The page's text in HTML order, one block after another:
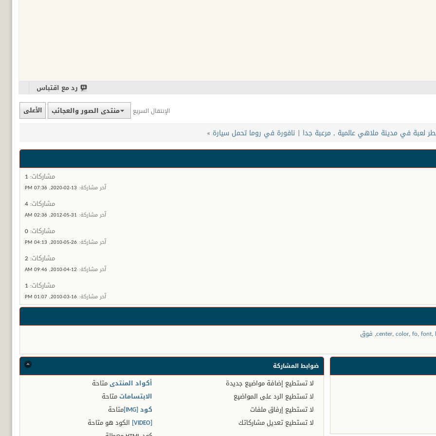
رد مع اقتباس
الإنتقال السريع منتدى الصور والعجائب الأعلى
لعبة في مدينة ملاهي عالمية , مرعبة جدا | نافورة في روما تحمل سيارة »
مشاركات:
آخر مشاركة: 07:36 PM
مشاركات:
آخر مشاركة: 02:36 AM
مشاركات:
آخر مشاركة: 04:13 PM
مشاركات:
آخر مشاركة: 09:46 AM
مشاركات:
آخر مشاركة: 01:07 PM
center,color,fo,font,
, فوق
ضوابط المشاركة
لا تستطيع إضافة مواضيع جديدة
لا تستطيع الرد على المواضيع
لا تستطيع إرفاق ملفات
لا تستطيع تعديل مشاركاتك
أكواد المنتدىمتاحة
الابتسامات متاحة
كود [IMG]
متاحة
[VIDEO]
الكود هومتاحة